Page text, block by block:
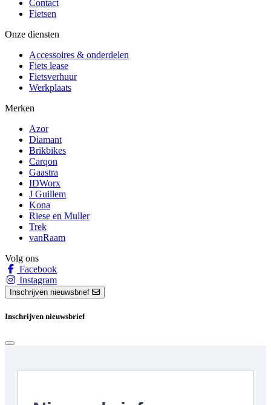
Contact
Fietsen
Onze diensten
Accessoires & onderdelen
Fiets lease
Fietsverhuur
Werkplaats
Merken
Azor
Diamant
Brikbikes
Carqon
Gaastra
IDWorx
J Guillem
Kona
Riese en Muller
Trek
vanRaam
Volg ons
Facebook
Instagram
Inschrijven nieuwsbrief
Inschrijven nieuwsbrief